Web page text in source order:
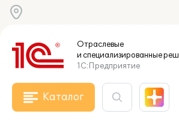
Отраслевые
и специализированные
1С:Предприятие
Каталог